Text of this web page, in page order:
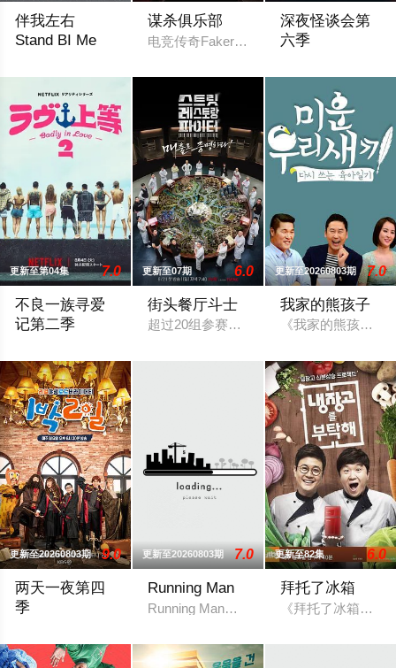
伴我左右
Stand BI Me
谋杀俱乐部
电竞传奇Faker、东方神起的最强昌珉、
深夜怪谈会第
六季
更新至第04集 7.0
不良一族寻爱
记第二季
更新至07期 6.0
街头餐厅斗士
超过20组参赛队伍，集结顶尖明星主厨与
更新至20260803期 7.0
我家的熊孩子
《我家的熊孩子
更新至20260803期 9.0
两天一夜第四
季
更新至20260803期 7.0
Running Man
Running Man是韩国SBS电视台周末娱乐
更新至82集 6.0
拜托了冰箱
《拜托了冰箱》